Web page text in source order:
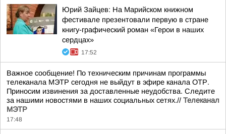
Юрий Зайцев: На Марийском книжном
фестивале презентовали первую в стране
книгу-графический роман «Герои в наших
сердцах»
17:52
Важное сообщение! По техническим причинам программы
телеканала МЭТР сегодня не выйдут в эфире канала ОТР.
Приносим извинения за доставленные неудобства. Следите
за нашими новостями в наших социальных сетях.// Телеканал
МЭТР
17:48